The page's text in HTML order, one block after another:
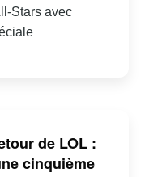
Stars avec
de LOL :
cinquième